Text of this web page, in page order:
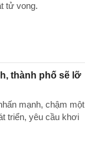
tử vong.
thành phố sẽ lỡ
mạnh, chậm một
triển, yêu cầu khơi